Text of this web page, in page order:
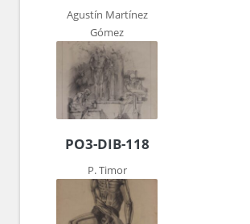
Agustín Martínez
Gómez
PO3-DIB-118
P. Timor